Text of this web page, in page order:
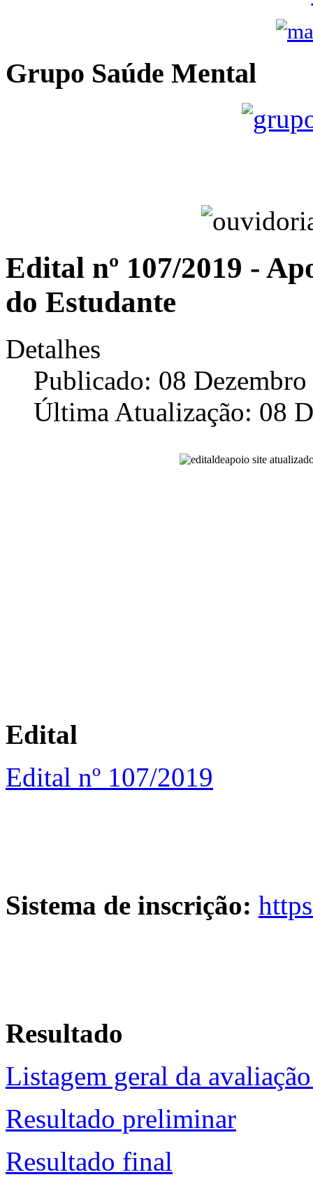
Grupo Saúde Mental
Edital nº 107/2019 -
do Estudante
Detalhes
Publicado: 08
Última Atualização: 08
Edital
Edital nº 107/2019
Sistema de inscrição:
Resultado
Listagem geral da
Resultado preliminar
Resultado final